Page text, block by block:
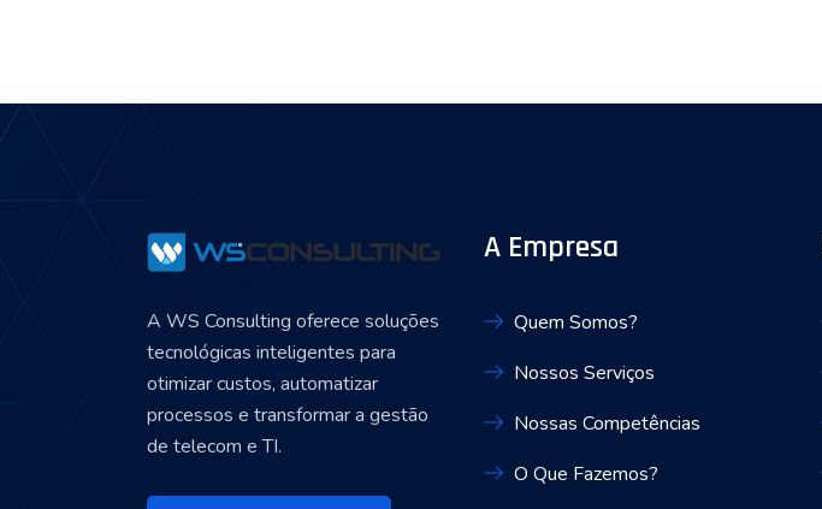
A WS Consulting oferece soluções
tecnológicas inteligentes para
otimizar custos, automatizar
processos e transformar a gestão
de telecom e TI.
A Empresa
Quem Somos?
Nossos Serviços
Nossas Competências
O Que Fazemos?